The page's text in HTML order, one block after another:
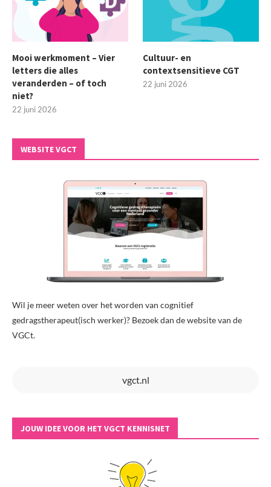
Mooi werkmoment – Vier
letters die alles
veranderden – of toch
niet?
22 juni 2026
Cultuur- en
contextsensitieve CGT
22 juni 2026
WEBSITE VGCT
Wil je meer weten over het worden van cognitief
gedragstherapeut(isch werker)? Bezoek dan de website van de
VGCt.
vgct.nl
JOUW IDEE VOOR HET VGCT KENNISNET